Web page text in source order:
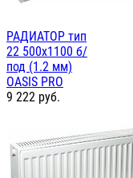
РАДИАТОР тип
22 500х1100 б/
под (1.2 мм)
OASIS PRO
9 222 руб.